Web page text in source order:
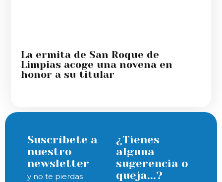
La ermita de San Roque de
Limpias acoge una novena en
honor a su titular
Suscríbete a
nuestro
newsletter
y no te pierdas
¿Tienes
alguna
sugerencia o
queja...?